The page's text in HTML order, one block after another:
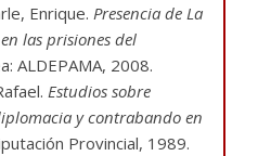
Enrique. Presencia de La
las prisiones del
ALDEPAMA, 2008.
Estudios sobre
y contrabando en
Provincial, 1989.